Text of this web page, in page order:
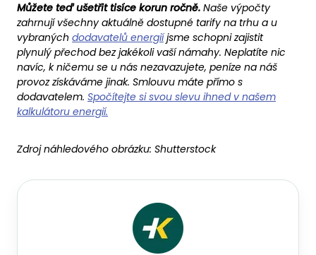
Můžete teď ušetřit tisíce korun ročně. Naše výpočty
zahrnují všechny aktuálně dostupné tarify na trhu a u
vybraných dodavatelů energiíjsme schopni zajistit
plynulý přechod bez jakékoli vaší námahy. Neplatíte nic
navíc, k ničemu se u nás nezavazujete, peníze na náš
provoz získáváme jinak. Smlouvu máte přímo s
dodavatelem. Spočítejte si svou slevu ihned v našem
kalkulátoru energií.
Zdroj náhledového obrázku: Shutterstock